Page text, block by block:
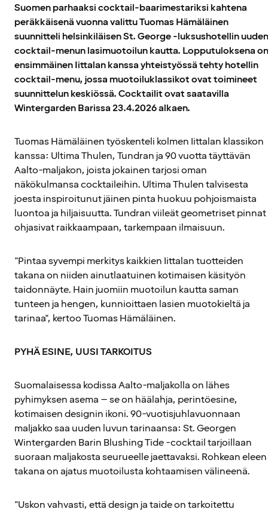
Suomen parhaaksi cocktail-baarimestariksi kahtena
peräkkäisenä vuonna valittu Tuomas Hämäläinen
suunnitteli helsinkiläisen St. George -luksushotellin uuden
cocktail-menun lasimuotoilun kautta. Lopputuloksena on
ensimmäinen Iittalan kanssa yhteistyössä tehty hotellin
cocktail-menu, jossa muotoiluklassikot ovat toimineet
suunnittelun keskiössä. Cocktailit ovat saatavilla
Wintergarden Barissa 23.4.2026 alkaen.
Tuomas Hämäläinen työskenteli kolmen Iittalan klassikon
kanssa: Ultima Thulen, Tundran ja 90 vuotta täyttävän
Aalto-maljakon, joista jokainen tarjosi oman
näkökulmansa cocktaileihin. Ultima Thulen talvisesta
joesta inspiroitunut jäinen pinta huokuu pohjoismaista
luontoa ja hiljaisuutta. Tundran viileät geometriset pinnat
ohjasivat raikkaampaan, tarkempaan ilmaisuun.
"Pintaa syvempi merkitys kaikkien Iittalan tuotteiden
takana on niiden ainutlaatuinen kotimaisen käsityön
taidonnäyte. Hain juomiin muotoilun kautta saman
tunteen ja hengen, kunnioittaen lasien muotokieltä ja
tarinaa", kertoo Tuomas Hämäläinen.
PYHÄ ESINE, UUSI TARKOITUS
Suomalaisessa kodissa Aalto-maljakolla on lähes
pyhimyksen asema – se on häälahja, perintöesine,
kotimaisen designin ikoni. 90-vuotisjuhlavuonnaan
maljakko saa uuden luvun tarinaansa: St. Georgen
Wintergarden Barin Blushing Tide -cocktail tarjoillaan
suoraan maljakosta seurueelle jaettavaksi. Rohkean eleen
takana on ajatus muotoilusta kohtaamisen välineenä.
"Uskon vahvasti, että design ja taide on tarkoitettu